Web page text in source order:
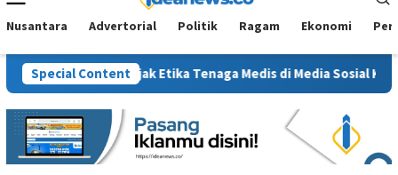
Menu
Nusantara Advertorial Politik Ragam Ekonomi
Special Content
Jejak Etika Tenaga Medis di Media Sosial Kembali